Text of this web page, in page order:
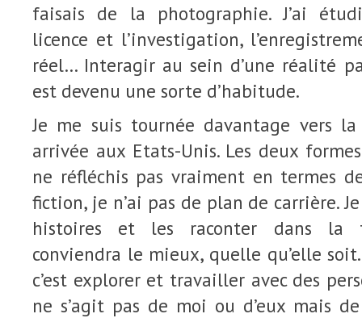
faisais de la photographie. J’ai
licence et l’investigation,
réel… Interagir au sein d’une réalité
est devenu une sorte d’habitude.
Je me suis tournée davantage vers
arrivée aux Etats-Unis. Les deux
ne réfléchis pas vraiment en termes
fiction, je n’ai pas de plan de carrière.
histoires et les raconter dans la
conviendra le mieux, quelle qu’elle
c’est explorer et travailler avec des
ne s’agit pas de moi ou d’eux mais